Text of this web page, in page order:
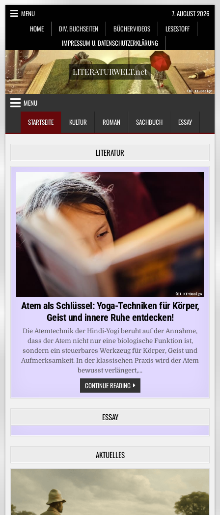
Skip
MENU
HOME
DIV. BUCHSEITEN BÜCHERVIDEOS
LESESTOFF
IMPRESSUM U. DATENSCHUTZERKLÄRUNG
7. AUGUST 2026
LITERATURWELT.net
MENU
STARTSEITE
KULTUR ROMAN SACHBUCH ESSAY
LITERATUR
Atem als Schlüssel: Yoga-Techniken für Körper,
Geist und innere Ruhe entdecken!
Die Atemtechnik der Hindi-Yogi beruht auf der Annahme,
dass der Atem nicht nur eine biologische Funktion ist,
sondern ein steuerbares Werkzeug für Körper, Geist und
Aufmerksamkeit. In der klassischen Praxis wird der Atem
bewusst verlängert,...
CONTINUE READINGATEM
ALS
SCHLÜSSEL:
TECHNIKEN
KÖRPER,
UND
RUHE
ESSAY
AKTUELLES